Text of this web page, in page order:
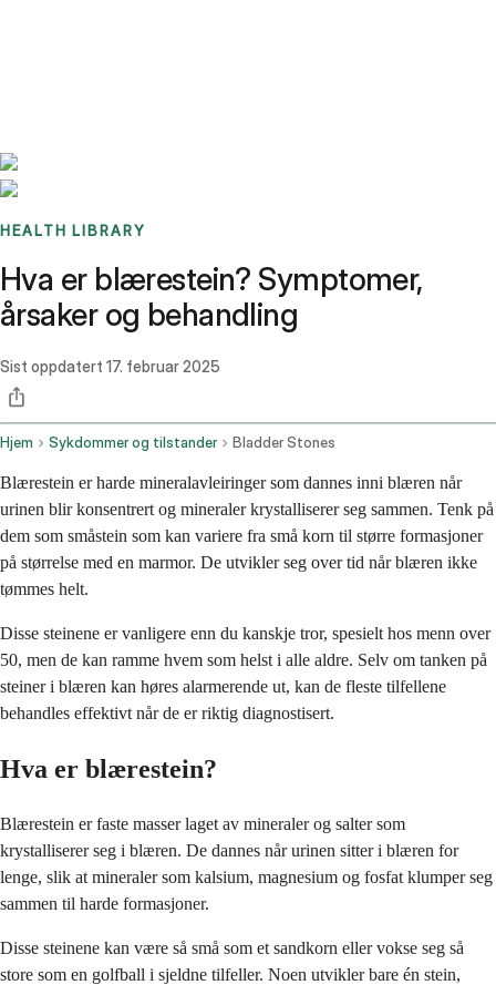
HEALTH LIBRARY
Hva er blærestein? Symptomer,
årsaker og behandling
Sist oppdatert 17. februar 2025
Hjem Sykdommer og tilstander Bladder Stones
Blærestein er harde mineralavleiringer som dannes inni blæren når
urinen blir konsentrert og mineraler krystalliserer seg sammen. Tenk på
dem som småstein som kan variere fra små korn til større formasjoner
på størrelse med en marmor. De utvikler seg over tid når blæren ikke
tømmes helt.
Disse steinene er vanligere enn du kanskje tror, spesielt hos menn over
50, men de kan ramme hvem som helst i alle aldre. Selv om tanken på
steiner i blæren kan høres alarmerende ut, kan de fleste tilfellene
behandles effektivt når de er riktig diagnostisert.
Hva er blærestein?
Blærestein er faste masser laget av mineraler og salter som
krystalliserer seg i blæren. De dannes når urinen sitter i blæren for
lenge, slik at mineraler som kalsium, magnesium og fosfat klumper seg
sammen til harde formasjoner.
Disse steinene kan være så små som et sandkorn eller vokse seg så
store som en golfball i sjeldne tilfeller. Noen utvikler bare én stein,